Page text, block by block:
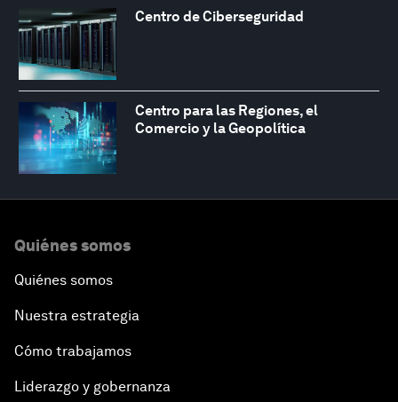
Centro de Ciberseguridad
Centro para las Regiones, el
Comercio y la Geopolítica
Quiénes somos
Quiénes somos
Nuestra estrategia
Cómo trabajamos
Liderazgo y gobernanza